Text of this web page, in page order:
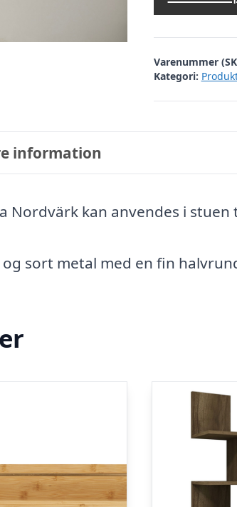
Varenummer
Kategori:
information
Nordvärk kan anvendes i
sort metal med en fin